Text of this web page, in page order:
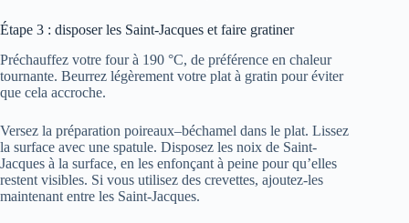
Étape 3 : disposer les Saint-Jacques et faire gratiner
Préchauffez votre four à 190 °C, de préférence en chaleur
tournante. Beurrez légèrement votre plat à gratin pour éviter
que cela accroche.
Versez la préparation poireaux–béchamel dans le plat. Lissez
la surface avec une spatule. Disposez les noix de Saint-
Jacques à la surface, en les enfonçant à peine pour qu’elles
restent visibles. Si vous utilisez des crevettes, ajoutez-les
maintenant entre les Saint-Jacques.